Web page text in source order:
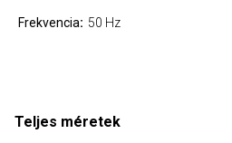
Frekvencia 50 Hz
Teljes méretek